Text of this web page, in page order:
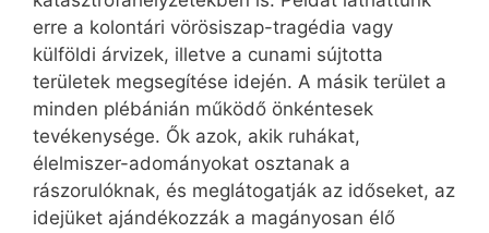
erre a kolontári vörösiszap-tragédia vagy
külföldi árvizek, illetve a cunami sújtotta
területek megsegítése idején. A másik terület a
minden plébánián működő önkéntesek
tevékenysége. Ők azok, akik ruhákat,
élelmiszer-adományokat osztanak a
rászorulóknak, és meglátogatják az időseket, az
idejüket ajándékozzák a magányosan élő